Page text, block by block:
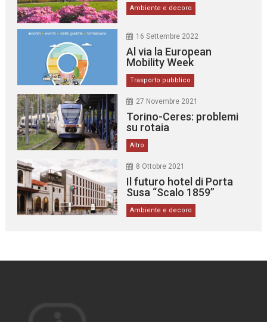
Ambiente e decoro
16 Settembre 2022
Al via la European
Mobility Week
Trasporto pubblico
27 Novembre 2021
Torino-Ceres: problemi
su rotaia
Altro
8 Ottobre 2021
Il futuro hotel di Porta
Susa “Scalo 1859”
Ambiente e decoro